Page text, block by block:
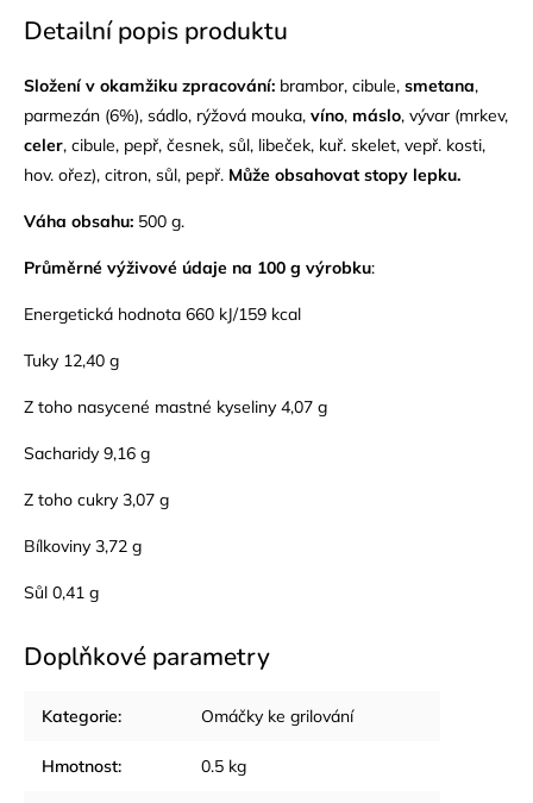
Detailní popis produktu
Složení v okamžiku zpracování: brambor, cibule, smetana,
parmezán (6%), sádlo, rýžová mouka, víno, máslo, vývar (mrkev,
celer, cibule, pepř, česnek, sůl, libeček, kuř. skelet, vepř. kosti,
hov. ořez), citron, sůl, pepř. Může obsahovat stopy lepku.
Váha obsahu: 500 g.
Průměrné výživové údaje na 100 g výrobku:
Energetická hodnota 660 kJ/159 kcal
Tuky 12,40 g
Z toho nasycené mastné kyseliny 4,07 g
Sacharidy 9,16 g
Z toho cukry 3,07 g
Bílkoviny 3,72 g
Sůl 0,41 g
Doplňkové parametry
Kategorie: Omáčky ke grilování
Hmotnost: 0.5 kg